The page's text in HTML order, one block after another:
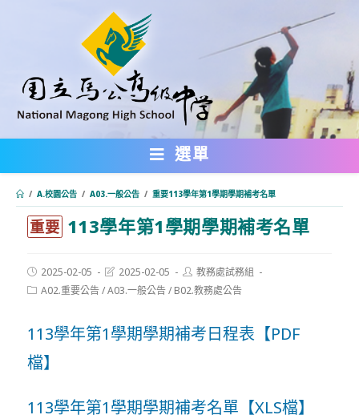
內
選單
/ A.校園公告 / A03.一般公告 / 重要113學年第1學期學期補考名單
重要 113學年第1學期學期補考名單
Post
published:
2025-02-05
Post
modified:
2025-02-05
Post
author:
教務處試務組
PostA02.重要公告/A03.一般公告/ B02.教務處公告
113學年第1學期學期補考日程表【PDF
檔】
113學年第1學期學期補考名單【XLS檔】